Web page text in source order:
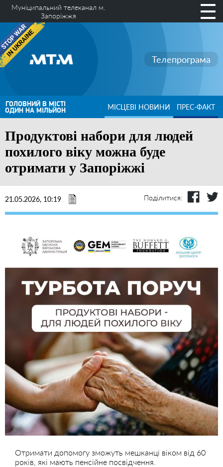
Муніципальний телеканал м.
Запоріжжя
Телепрограма
ГОЛОВНИЙ В МІСТІ
ОДИН НА МІЛЬЙОН МІСЦЕВІ НОВИНИ ПРЕС-ФАКТ
Продуктові набори для людей
похилого віку можна буде
отримати у Запоріжжі
21.05.2026, 10:19 Поділитися:
Отримати допомогу зможуть мешканці віком від 60
років, які мають пенсійне посвідчення.